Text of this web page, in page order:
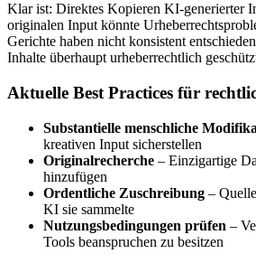
Klar ist: Direktes Kopieren KI-generierter
originalen Input könnte
Gerichte haben nicht konsistent
Inhalte überhaupt urheberrechtlich
Aktuelle Best Practices für
Substantielle menschliche
kreativen Input sicherstellen
Originalrecherche – Einzigartige
hinzufügen
Ordentliche Zuschreibung –
KI sie sammelte
Nutzungsbedingungen prüfen –
Tools beanspruchen zu besitzen